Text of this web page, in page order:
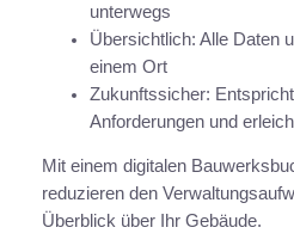
unterwegs
Übersichtlich: Alle Daten
einem Ort
Zukunftssicher:
Anforderungen und
Mit einem digitalen
reduzieren den
Überblick über Ihr Gebäude.